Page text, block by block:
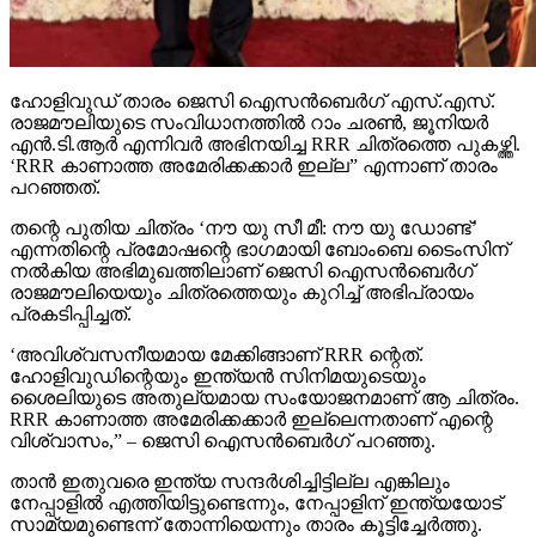
ഹോളിവുഡ് താരം ജെസി ഐസന്‍ബെര്‍ഗ് എസ്.എസ്.
രാജമൗലിയുടെ സംവിധാനത്തില്‍ റാം ചരണ്‍, ജൂനിയര്‍
എന്‍.ടി.ആര്‍ എന്നിവര്‍ അഭിനയിച്ച RRR ചിത്രത്തെ പുകഴ്ത്തി.
‘RRR കാണാത്ത അമേരിക്കക്കാര്‍ ഇല്ല” എന്നാണ് താരം
പറഞ്ഞത്.
തന്റെ പുതിയ ചിത്രം ‘നൗ യു സീ മീ: നൗ യു ഡോണ്ട്’
എന്നതിന്റെ പ്രമോഷന്റെ ഭാഗമായി ബോംബെ ടൈംസിന്
നല്‍കിയ അഭിമുഖത്തിലാണ് ജെസി ഐസന്‍ബെര്‍ഗ്
രാജമൗലിയെയും ചിത്രത്തെയും കുറിച്ച് അഭിപ്രായം
പ്രകടിപ്പിച്ചത്.
‘അവിശ്വസനീയമായ മേക്കിങ്ങാണ് RRR ന്റെത്.
ഹോളിവുഡിന്റെയും ഇന്ത്യന്‍ സിനിമയുടെയും
ശൈലിയുടെ അതുല്യമായ സംയോജനമാണ് ആ ചിത്രം.
RRR കാണാത്ത അമേരിക്കക്കാര്‍ ഇല്ലെന്നതാണ് എന്റെ
വിശ്വാസം,” – ജെസി ഐസന്‍ബെര്‍ഗ് പറഞ്ഞു.
താന്‍ ഇതുവരെ ഇന്ത്യ സന്ദര്‍ശിച്ചിട്ടില്ല എങ്കിലും
നേപ്പാളില്‍ എത്തിയിട്ടുണ്ടെന്നും, നേപ്പാളിന് ഇന്ത്യയോട്
സാമ്യമുണ്ടെന്ന് തോന്നിയെന്നും താരം കൂട്ടിച്ചേര്‍ത്തു.